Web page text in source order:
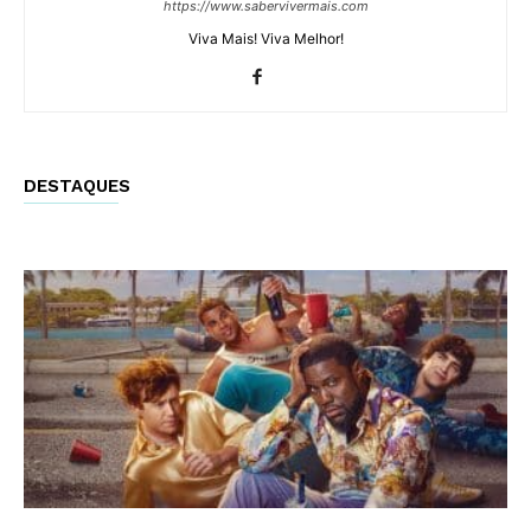
https://www.sabervivermais.com
Viva Mais! Viva Melhor!
DESTAQUES